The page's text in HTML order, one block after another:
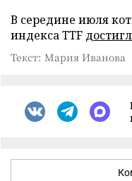
В середине июля
индекса TTF
Текст: Мария Иванова